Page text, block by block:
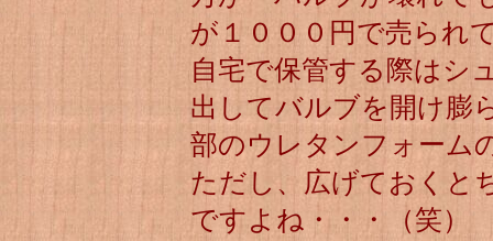
が１０００円で売られ
自宅で保管する際はシ
出してバルブを開け膨
部のウレタンフォーム
ただし、広げておくと
ですよね・・・（笑）